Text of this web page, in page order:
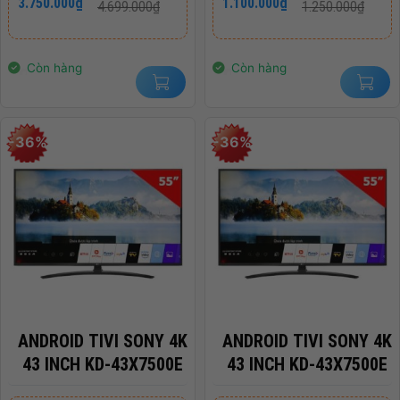
3200MHZ
4.699.000₫
gốc
4.699.000₫.
hiện
là:
Còn hàng
1.250.000₫
gốc
1.250.000₫.
hiện
là:
Còn hàng
-36%
ANDROID TIVI SONY 4K
43 INCH KD-43X7500E
-36%
ANDROID TIVI SONY 4K
43 INCH KD-43X7500E